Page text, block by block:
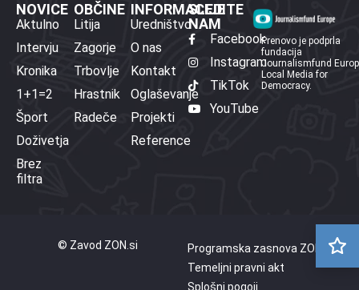
NOVICE
Aktulno
Intervju
Kronika
1+1=2
Šport
Doživetja
Brez
filtra
OBČINE
Litija
Zagorje
Trbovlje
Hrastnik
Radeče
INFORMACIJE
Uredništvo
O nas
Kontakt
Oglaševanje
Projekti
Reference
SLEDITE
NAM
Facebook
Instagram
TikTok
YouTube
Prenovo je podprla
fundacija
Journalismfund
Local Media for
Democracy.
© Zavod ZON.si
Programska zasnova ZON
Temeljni pravni akt
Splošni pogoji